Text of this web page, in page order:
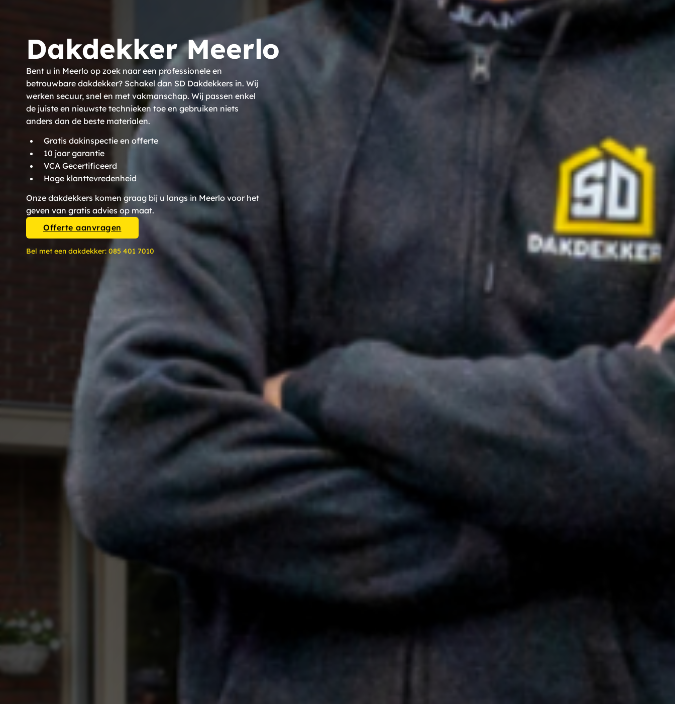
Dakdekker Meerlo
Bent u in Meerlo op zoek naar een professionele en
betrouwbare dakdekker? Schakel dan SD Dakdekkers in. Wij
werken secuur, snel en met vakmanschap. Wij passen enkel
de juiste en nieuwste technieken toe en gebruiken niets
anders dan de beste materialen.
Gratis dakinspectie en offerte
10 jaar garantie
VCA Gecertificeerd
Hoge klanttevredenheid
Onze dakdekkers komen graag bij u langs in Meerlo voor het
geven van gratis advies op maat.
Offerte aanvragen
Bel met een dakdekker: 085 401 7010